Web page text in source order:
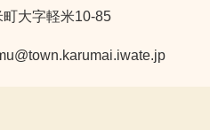
大字軽米10-85